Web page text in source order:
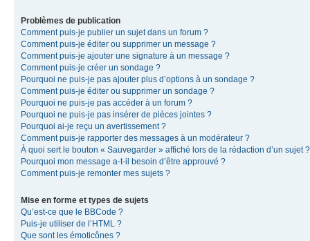
Problèmes de publication
Comment puis-je publier un sujet dans un forum ?
Comment puis-je éditer ou supprimer un message ?
Comment puis-je ajouter une signature à un message ?
Comment puis-je créer un sondage ?
Pourquoi ne puis-je pas ajouter plus d’options à un sondage ?
Comment puis-je éditer ou supprimer un sondage ?
Pourquoi ne puis-je pas accéder à un forum ?
Pourquoi ne puis-je pas insérer de pièces jointes ?
Pourquoi ai-je reçu un avertissement ?
Comment puis-je rapporter des messages à un modérateur ?
À quoi sert le bouton « Sauvegarder » affiché lors de la rédaction d’un sujet ?
Pourquoi mon message a-t-il besoin d’être approuvé ?
Comment puis-je remonter mes sujets ?
Mise en forme et types de sujets
Qu’est-ce que le BBCode ?
Puis-je utiliser de l’HTML ?
Que sont les émoticônes ?